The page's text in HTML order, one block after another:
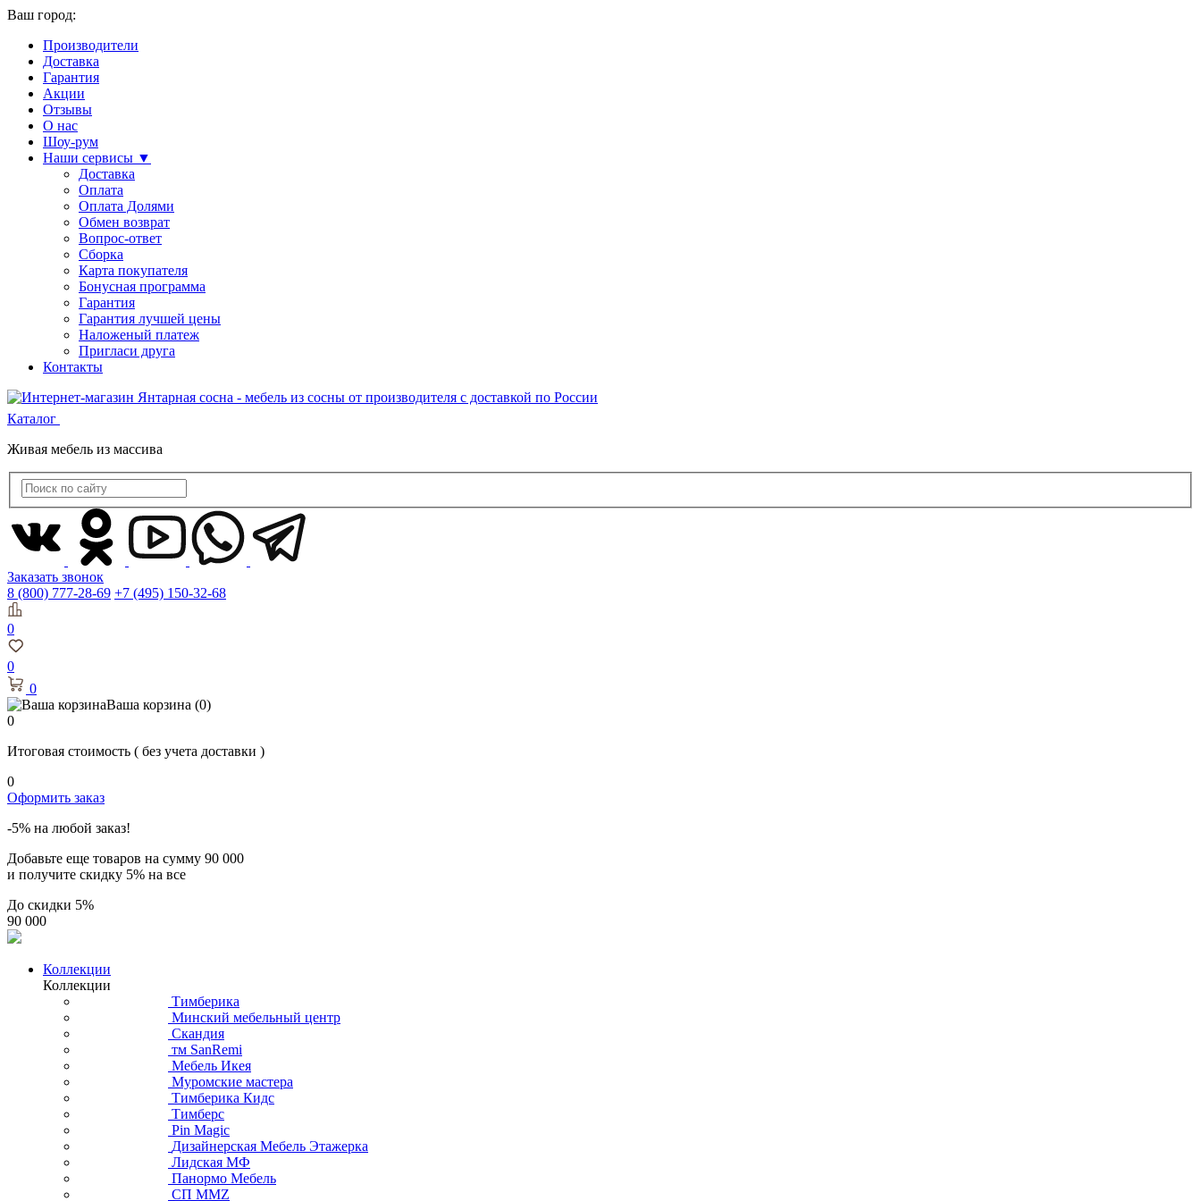
Ваш город:
Производители
Доставка
Гарантия
Акции
Отзывы
О нас
Шоу-рум
Наши сервисы ▼
Доставка
Оплата
Оплата Долями
Обмен возврат
Вопрос-ответ
Сборка
Карта покупателя
Бонусная программа
Гарантия
Гарантия лучшей цены
Наложеный платеж
Пригласи друга
Контакты
Каталог
Живая мебель из массива
Заказать звонок
8 (800) 777-28-69 +7 (495) 150-32-68
0
0
0
Ваша корзина (0)
0
Итоговая стоимость ( без учета доставки )
0
Оформить заказ
-5% на любой заказ!
Добавьте еще товаров на сумму 90 000
и получите скидку 5% на все
До скидки 5%
90 000
Коллекции
Коллекции
Тимберика
Минский мебельный центр
Скандия
тм SanRemi
Мебель Икея
Муромские мастера
Тимберика Кидс
Тимберс
Pin Magic
Дизайнерская Мебель Этажерка
Лидская МФ
Панормо Мебель
СП ММZ